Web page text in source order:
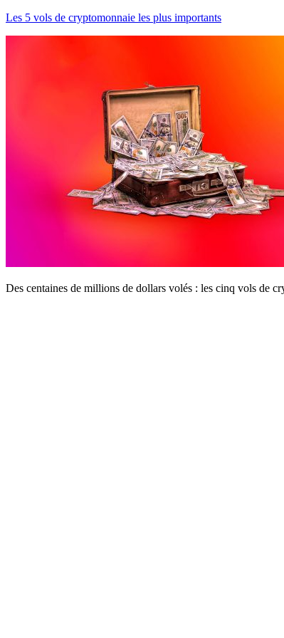
Les 5 vols de cryptomonnaie les plus importants
Des centaines de millions de dollars volés : les cinq vols de